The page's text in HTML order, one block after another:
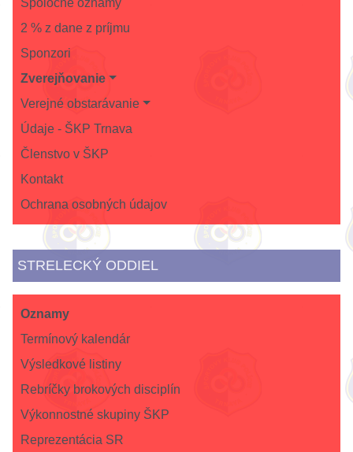
2 % z dane z príjmu
Sponzori
Zverejňovanie
Verejné obstarávanie
Údaje - ŠKP Trnava
Členstvo v ŠKP
Kontakt
Ochrana osobných údajov
STRELECKÝ ODDIEL
Oznamy
Termínový kalendár
Výsledkové listiny
Rebríčky brokových disciplín
Výkonnostné skupiny ŠKP
Reprezentácia SR